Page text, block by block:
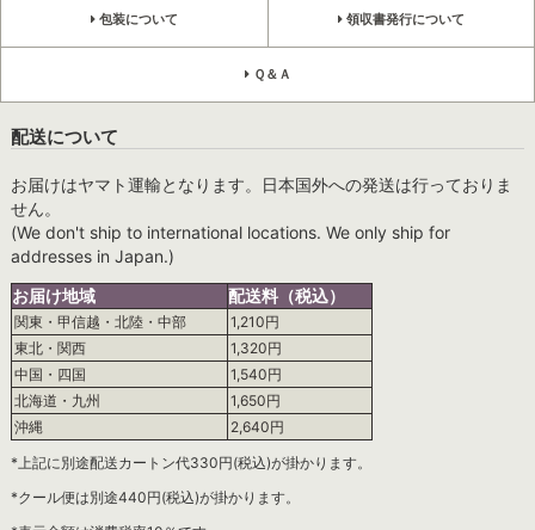
包装について 領収書発行について
Ｑ＆Ａ
配送について
お届けはヤマト運輸となります。日本国外への発送は行っておりま
せん。
(We don't ship to international locations. We only ship for
addresses in Japan.)
お届け地域
配送料（税込）
関東・甲信越・北陸・中部
1,210円
東北・関西
1,320円
中国・四国
1,540円
北海道・九州
1,650円
沖縄
2,640円
*上記に別途配送カートン代330円(税込)が掛かります。
*クール便は別途440円(税込)が掛かります。